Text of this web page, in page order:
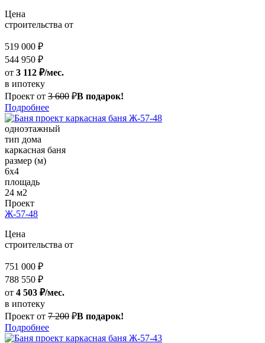
Цена
строительства от
519 000 ₽
544 950 ₽
от 3 112 ₽/мес.
в ипотеку
Проект от 3 600 ₽В подарок!
Подробнее
одноэтажный
тип дома
каркасная баня
размер (м)
6x4
площадь
24 м2
Проект
Ж-57-48
Цена
строительства от
751 000 ₽
788 550 ₽
от 4 503 ₽/мес.
в ипотеку
Проект от 7 200 ₽В подарок!
Подробнее